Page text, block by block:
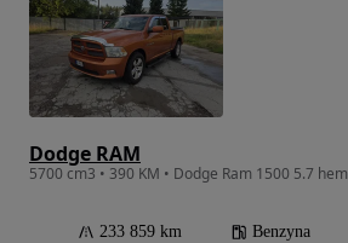
Dodge RAM
5700 cm3 • 390 KM • Dodge Ram 1500 5.7
233 859 km Benzyna